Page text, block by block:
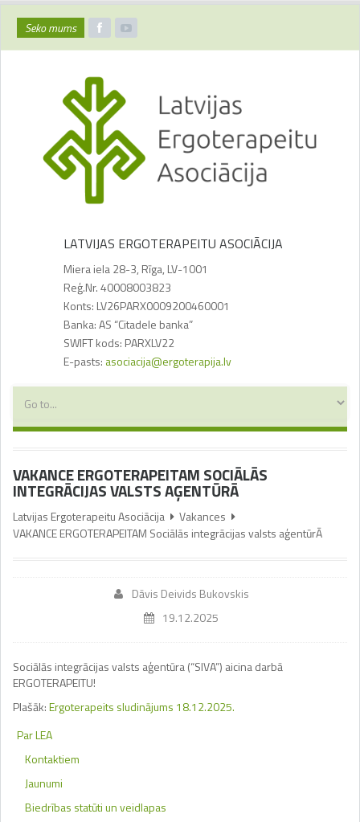
Seko mums
LATVIJAS ERGOTERAPEITU ASOCIĀCIJA
Miera iela 28-3, Rīga, LV-1001
Reģ.Nr. 40008003823
Konts: LV26PARX0009200460001
Banka: AS “Citadele banka”
SWIFT kods: PARXLV22
E-pasts: asociacija@ergoterapija.lv
VAKANCE ERGOTERAPEITAM SOCIĀLĀS
INTEGRĀCIJAS VALSTS AĢENTŪRĀ
Latvijas Ergoterapeitu Asociācija
Vakances
VAKANCE ERGOTERAPEITAM Sociālās integrācijas valsts aģentūrĀ
Dāvis Deivids Bukovskis
19.12.2025
Sociālās integrācijas valsts aģentūra (“SIVA”) aicina darbā
ERGOTERAPEITU!
Plašāk:Ergoterapeits sludinājums 18.12.2025.
Par LEA
Kontaktiem
Jaunumi
Biedrības statūti un veidlapas